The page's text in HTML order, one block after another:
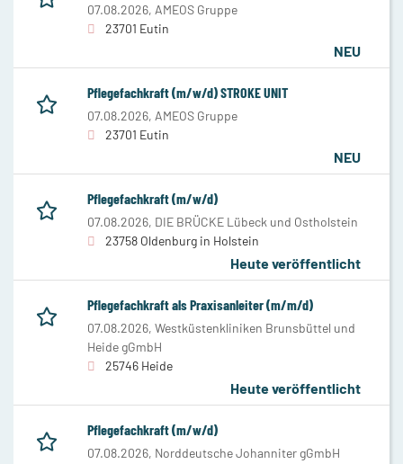
07.08.2026, AMEOS Gruppe
23701 Eutin
NEU
Pflegefachkraft (m/w/d) STROKE UNIT
07.08.2026, AMEOS Gruppe
23701 Eutin
NEU
Pflegefachkraft (m/w/d)
07.08.2026, DIE BRÜCKE Lübeck und Ostholstein
23758 Oldenburg in Holstein
Heute veröffentlicht
Pflegefachkraft als Praxisanleiter (m/m/d)
07.08.2026, Westküstenkliniken Brunsbüttel und
Heide gGmbH
25746 Heide
Heute veröffentlicht
Pflegefachkraft (m/w/d)
07.08.2026, Norddeutsche Johanniter gGmbH